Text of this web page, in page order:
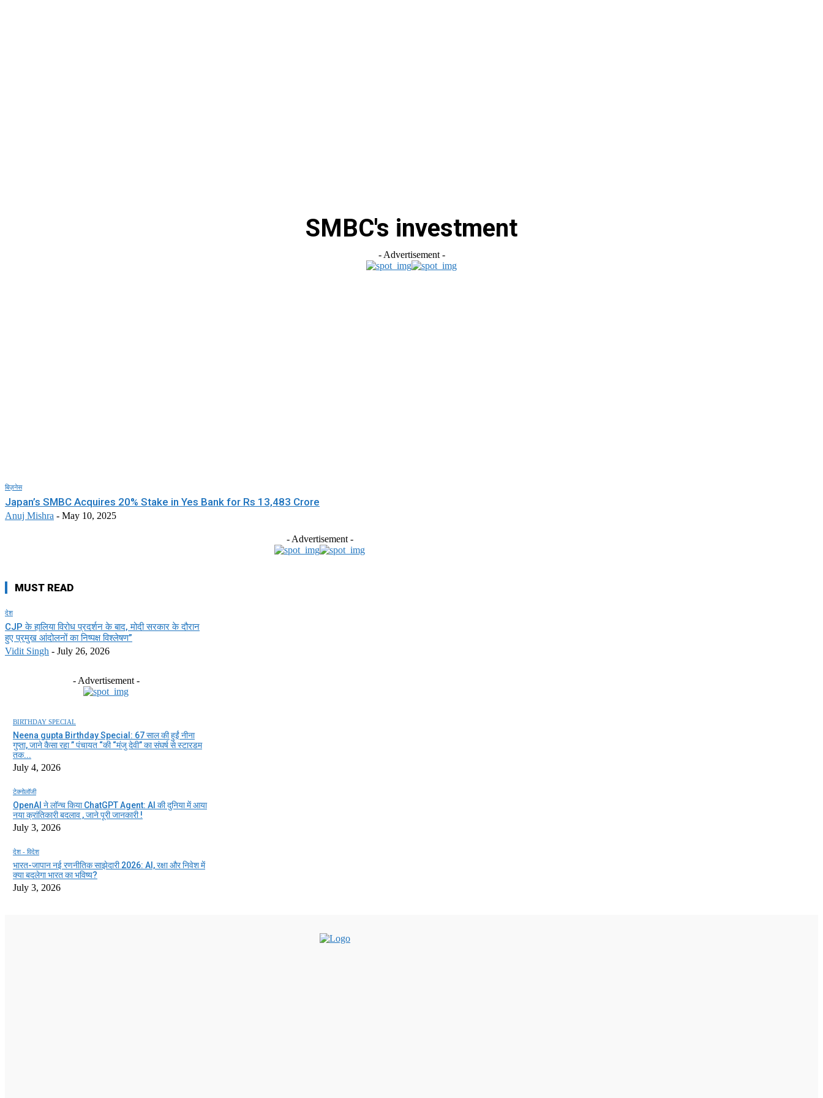
SMBC's investment
- Advertisement -
बिज़नेस
Japan’s SMBC Acquires 20% Stake in Yes Bank for Rs 13,483 Crore
Anuj Mishra - May 10, 2025
- Advertisement -
MUST READ
देश
CJP के हालिया विरोध प्रदर्शन के बाद, मोदी सरकार के दौरान
हुए प्रमुख आंदोलनों का निष्पक्ष विश्लेषण”
Vidit Singh - July 26, 2026
- Advertisement -
BIRTHDAY SPECIAL
Neena gupta Birthday Special: 67 साल की हुईं नीना
गुप्ता, जाने कैसा रहा ” पंचायत “की “मंजु देवी” का संघर्ष से स्टारडम
तक...
July 4, 2026
टेक्नोलॉजी
OpenAI ने लॉन्च किया ChatGPT Agent: AI की दुनिया में आया
नया क्रांतिकारी बदलाव , जाने पूरी जानकारी !
July 3, 2026
देश - विदेश
भारत-जापान नई रणनीतिक साझेदारी 2026: AI, रक्षा और निवेश में
क्या बदलेगा भारत का भविष्य?
July 3, 2026